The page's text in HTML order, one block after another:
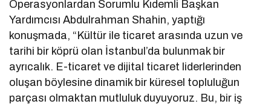
Operasyonlardan Sorumlu Kıdemli Başkan
Yardımcısı Abdulrahman Shahin, yaptığı
konuşmada, “Kültür ile ticaret arasında uzun ve
tarihi bir köprü olan İstanbul’da bulunmak bir
ayrıcalık. E-ticaret ve dijital ticaret liderlerinden
oluşan böylesine dinamik bir küresel topluluğun
parçası olmaktan mutluluk duyuyoruz. Bu, bir iş